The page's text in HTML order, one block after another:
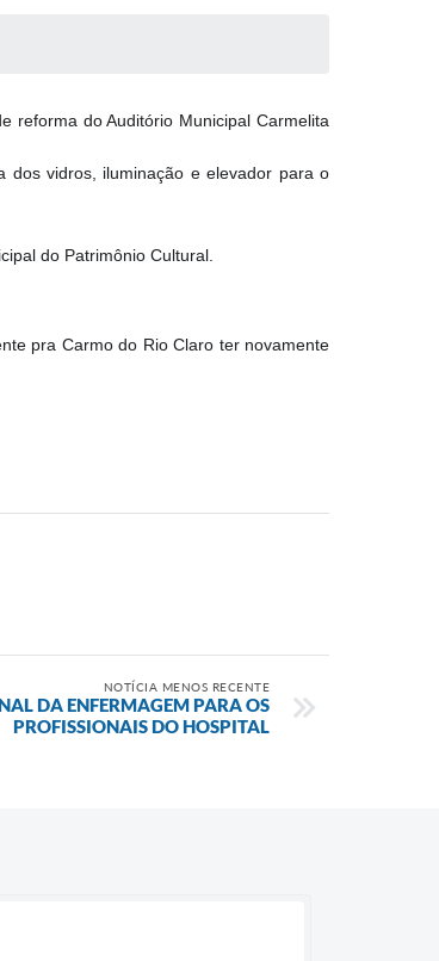
reforma do Auditório Municipal Carmelita
dos vidros, iluminação e elevador para o
do Patrimônio Cultural.
pra Carmo do Rio Claro ter novamente
NOTÍCIA MENOS RECENTE
DA ENFERMAGEM PARA OS
PROFISSIONAIS DO HOSPITAL